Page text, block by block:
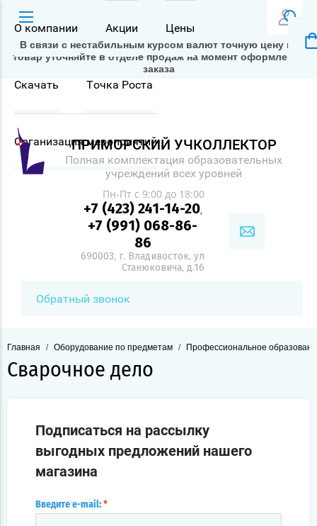
В связи с нестабильным курсом валют точную цену на
товар уточняйте в отделе продаж на момент оформления
заказа
О компании Акции Цены
Скачать Точка Роста
Организация мероприятий
ПРИМОРСКИЙ УЧКОЛЛЕКТОР
Полная комплектация образовательных
учреждений всех уровней
Пн-Пт с 9:00 до 18:00
+7 (423) 241-14-20,
+7 (991) 068-86-
86
690003, г. Владивосток, ул
Станюковича, д.16
Обратный звонок
Главная / Оборудование по предметам / Профессиональное
Сварочное дело
Подписаться на рассылку
выгодных предложений нашего
магазина
Введите e-mail: *